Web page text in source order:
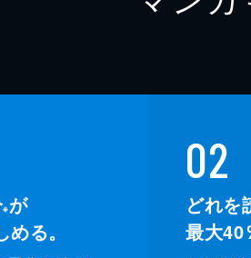
※が
る。
02
どれを
最大40